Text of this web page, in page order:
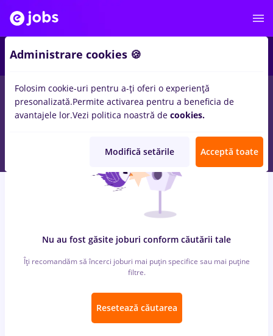
locuri de muncamarquardt in Strainatate pentru
Fara experientainTransport / Distributie, IT / Telecom
Nu au fost găsite joburi conform căutării tale
Îți recomandăm să încerci joburi mai puțin specifice sau mai puține
filtre.
Resetează căutarea
Administrare cookies 🍪
Folosim cookie-uri pentru a-ți oferi o experiență
presonalizată.Permite activarea pentru a beneficia de
avantajele lor.Vezi politica noastră de cookies.
Modifică setările Acceptă toate